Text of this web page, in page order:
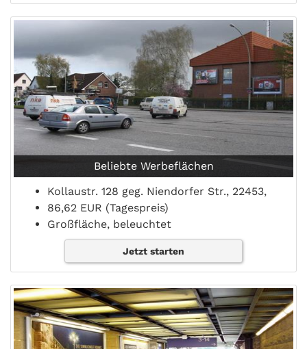
Beliebte Werbeflächen
Kollaustr. 128 geg. Niendorfer Str., 22453,
86,62 EUR (Tagespreis)
Großfläche, beleuchtet
Jetzt starten